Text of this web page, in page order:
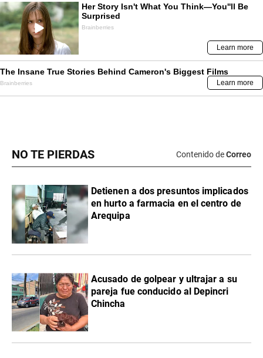
NO TE PIERDAS Contenido deCorreo
Detienen a dos presuntos implicados
en hurto a farmacia en el centro de
Arequipa
Acusado de golpear y ultrajar a su
pareja fue conducido al Depincri
Chincha